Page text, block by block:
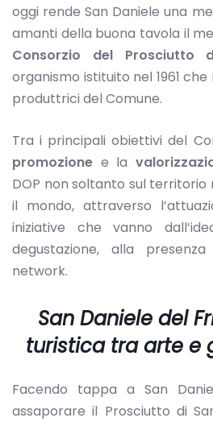
oggi rende San Daniele una
amanti della buona tavola il
Consorzio del Prosciutto
organismo istituito nel 1961
produttrici del Comune.
Tra i principali obiettivi del
promozione e la
DOP non soltanto sul
il mondo, attraverso
iniziative che vanno
degustazione, alla
network.
San Daniele del
turistica tra arte e
Facendo tappa a San
assaporare il Prosciutto di